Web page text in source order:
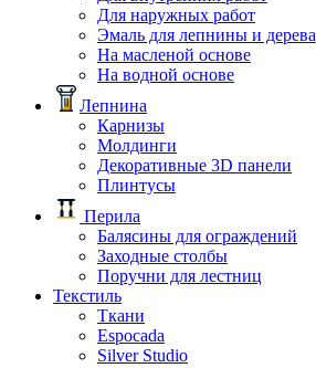
Для наружных работ
Эмаль для лепнины и дерева
На масленой основе
На водной основе
Лепнина
Карнизы
Молдинги
Декоративные 3D панели
Плинтусы
Перила
Балясины для ограждений
Заходные столбы
Поручни для лестниц
Текстиль
Ткани
Espocada
Silver Studio